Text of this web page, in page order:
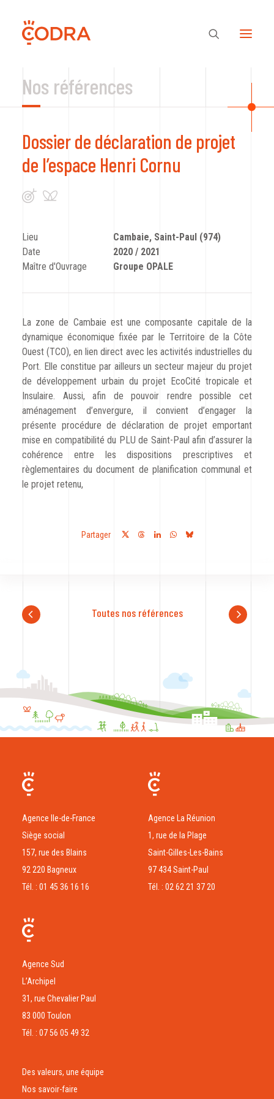
Des valeurs, une équipe
Nos savoir-faire
Notre regard
Nos références
Contact
Nos références
Dossier de déclaration de projet
de l’espace Henri Cornu
Lieu
Cambaie, Saint-Paul (974)
Date
2020 / 2021
Maître d'Ouvrage
Groupe OPALE
La zone de Cambaie est une composante capitale de la
dynamique économique fixée par le Territoire de la Côte
Ouest (TCO), en lien direct avec les activités industrielles du
Port. Elle constitue par ailleurs un secteur majeur du projet
de développement urbain du projet EcoCité tropicale et
Insulaire. Aussi, afin de pouvoir rendre possible cet
aménagement d’envergure, il convient d’engager la
présente procédure de déclaration de projet emportant
mise en compatibilité du PLU de Saint-Paul afin d’assurer la
cohérence entre les dispositions prescriptives et
règlementaires du document de planification communal et
le projet retenu,
Partager
Toutes nos références
Agence Ile-de-France
Siège social
157, rue des Blains
92 220 Bagneux
Tél. : 01 45 36 16 16
Agence La Réunion
1, rue de la Plage
Saint-Gilles-Les-Bains
97 434 Saint-Paul
Tél. : 02 62 21 37 20
Agence Sud
L’Archipel
31, rue Chevalier Paul
83 000 Toulon
Tél. : 07 56 05 49 32
Des valeurs, une équipe
Nos savoir-faire